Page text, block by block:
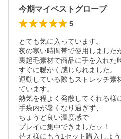
今期マイベストグローブ
5
とても気に入っています。
夜の寒い時間帯で使用しました
裏起毛素材で商品に手を入れた
すぐに暖かく感じられました。
運動している際もストレッチ素
ています。
熱気を程よく発散してくれる様
手袋内が暑くなり過ぎず、
ちょうど良い温度感で
プレイに集中できましたッ！
替え様にもう1セット購入しよ